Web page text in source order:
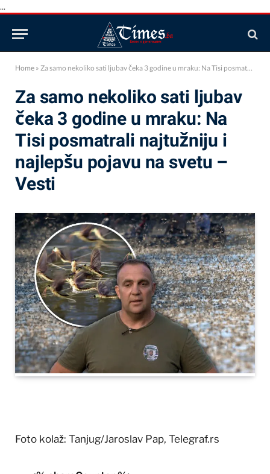
...
Home » Za samo nekoliko sati ljubav čeka 3 godine u mraku: Na Tisi posmatrali najtužniju i najlepšu pojavu na svetu – Vesti
Za samo nekoliko sati ljubav
čeka 3 godine u mraku: Na
Tisi posmatrali najtužniju i
najlepšu pojavu na svetu –
Vesti
Foto kolaž: Tanjug/Jaroslav Pap, Telegraf.rs